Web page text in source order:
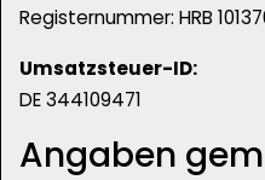
Registernummer: HRB
Umsatzsteuer-ID:
DE 344109471
Angaben